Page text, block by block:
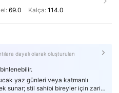
69.0 Kalça: 114.0
dayalı olarak oluşturulan
yaz günleri veya katmanlı
sunar; stil sahibi bireyler için zarif